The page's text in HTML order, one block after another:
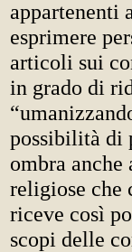
appartenenti
esprimere
articoli sui
in grado di
possibilità di
ombra
religiose che
riceve così
scopi delle